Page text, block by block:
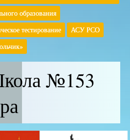
образования
тестирование
АСУ РСО
№153